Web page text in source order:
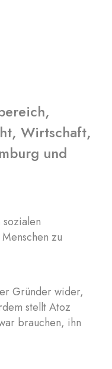
Wirtschaft,
und
zu
Gründer wider,
stellt Atoz
brauchen, ihn